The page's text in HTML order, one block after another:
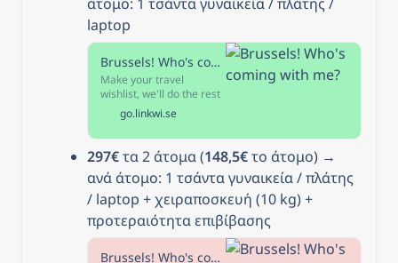
laptop
Brussels! Who's coming with me?
Make your travel
wishlist, we'll do the rest
Kiwi-Code uncovers
prices airlines don't want
you to see. Use our
flexible filters to tailor
your search. Look out for
the travel hack star icon
for even cheaper fares.
go.linkwi.se
297€ τα 2 άτομα (148,5€ το άτομο) →
ανά άτομο: 1 τσάντα γυναικεία / πλάτης
/ laptop + χειραποσκευή (10 kg) +
προτεραιότητα επιβίβασης
Brussels! Who's coming with me?